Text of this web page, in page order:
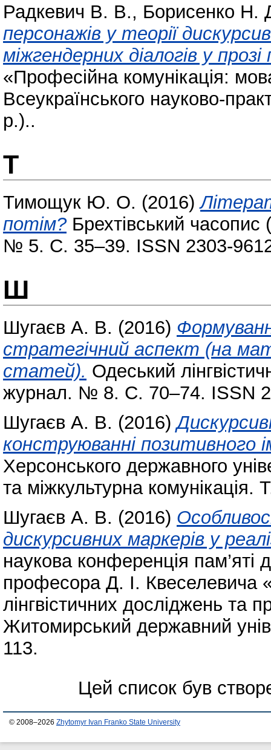
Радкевич В. В., Борисенко Н.
персонажів у теорії
міжгендерних діалогів у прозі
«Професійна комунікація:
Всеукраїнського науково-
р.)..
Т
Тимощук Ю. О. (2016)
потім?Брехтівський часопис
№ 5. С. 35–39. ISSN 2303-
Ш
Шугаєв А. В. (2016)
стратегічний аспект (на
статей). Одеський
журнал. № 8. С. 70–74. ISSN
Шугаєв А. В. (2016)
конструюванні позитивного
Херсонського державного
та міжкультурна
Шугаєв А. В. (2016)
дискурсивних маркерів у
наукова конференція пам’яті
професора Д. І. Квеселевича
лінгвістичних досліджень та
Житомирський державний
113.
Цей список був
© 2008–2026 Zhytomyr Ivan Franko State University